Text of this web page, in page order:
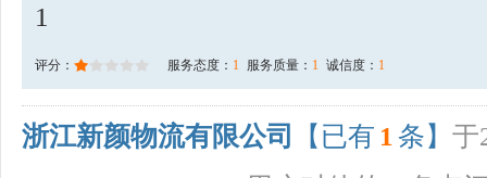
1
评分： 服务态度： 1 服务质量： 1 诚信度： 1
浙江新颜物流有限公司 【已有 1 条】 于